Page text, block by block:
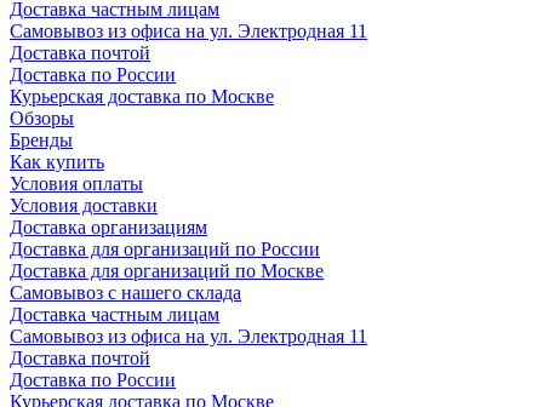
Доставка частным лицам
Самовывоз из офиса на ул. Электродная 11
Доставка почтой
Доставка по России
Курьерская доставка по Москве
Обзоры
Бренды
Как купить
Условия оплаты
Условия доставки
Доставка организациям
Доставка для организаций по России
Доставка для организаций по Москве
Самовывоз с нашего склада
Доставка частным лицам
Самовывоз из офиса на ул. Электродная 11
Доставка почтой
Доставка по России
Курьерская доставка по Москве